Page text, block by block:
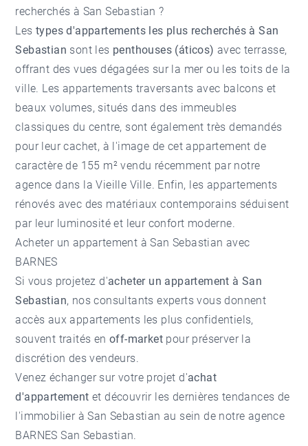
recherchés à San Sebastian ?
Lestypes d'appartements les plus recherchés à San
Sebastian sont les penthouses (áticos) avec terrasse,
offrant des vues dégagées sur la mer ou les toits de la
ville. Les appartements traversants avec balcons et
beaux volumes, situés dans des immeubles
classiques du centre, sont également très demandés
pour leur cachet, à l'image de cetappartement de
caractère de 155 m² vendu récemment par notre
agence dans la Vieille Ville. Enfin, les appartements
rénovés avec des matériaux contemporains séduisent
par leur luminosité et leur confort moderne.
Acheter un appartement à San Sebastian avec
BARNES
Si vous projetez d'acheter un appartement à San
Sebastian, nos consultants experts vous donnent
accès aux appartements les plus confidentiels,
souvent traités enoff-market pour préserver la
discrétion des vendeurs.
Venez échanger sur votre projet d'achat
d'appartement et découvrir les dernières tendances de
l'immobilier à San Sebastian au sein de notre agence
BARNES San Sebastian.